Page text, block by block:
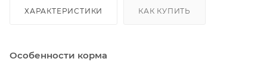
ХАРАКТЕРИСТИКИ КАК КУПИТЬ
Особенности корма